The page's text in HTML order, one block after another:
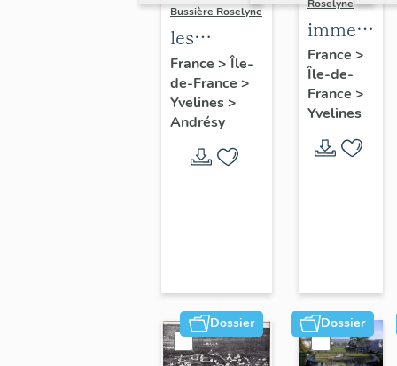
Bussière Roselyne
les
immeubles,
maisons et
fermes du
canton
d'Andrésy
France > Île-
de-France >
Yvelines>
Andrésy
Roselyne
maisons,
fermes
France >
Île-de-
France >
Yvelines
Dossier Dossier